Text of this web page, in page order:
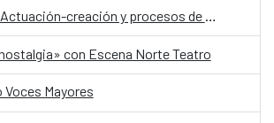
Masterclass: «Actuación-creación y procesos de dirección»
con Escena Norte Teatro
Voces Mayores